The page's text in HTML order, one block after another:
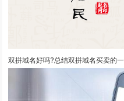
双拼域名好吗?总结双拼域名买卖的